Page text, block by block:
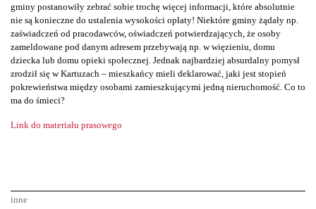
gminy postanowiły zebrać sobie trochę więcej informacji, które absolutnie
nie są konieczne do ustalenia wysokości opłaty! Niektóre gminy żądały np.
zaświadczeń od pracodawców, oświadczeń potwierdzających, że osoby
zameldowane pod danym adresem przebywają np. w więzieniu, domu
dziecka lub domu opieki społecznej. Jednak najbardziej absurdalny pomysł
zrodził się w Kartuzach – mieszkańcy mieli deklarować, jaki jest stopień
pokrewieństwa między osobami zamieszkującymi jedną nieruchomość. Co to
ma do śmieci?
Link do materiału prasowego
inne